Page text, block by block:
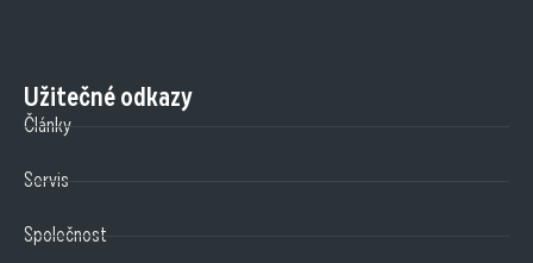
Užitečné odkazy
Články
Servis
Společnost